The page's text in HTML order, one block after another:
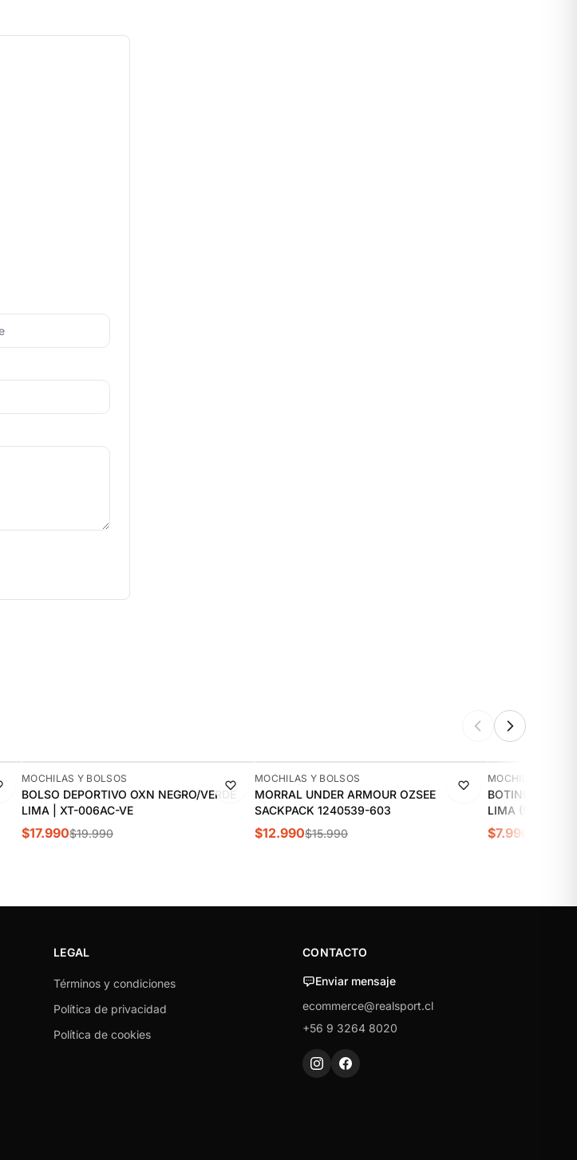
-10%
MOCHILAS Y BOLSOS
BOLSO DEPORTIVO OXN NEGRO/VERDE
LIMA | XT-006AC-VE
$17.990$19.990
-19%
MOCHILAS Y BOLSOS
MORRAL UNDER ARMOUR OZSEE
SACKPACK 1240539-603
$12.990$15.990
-20%
MOCHILAS Y
BOTINERO
LIMA (5LTS
$7.990
LEGAL
Términos y condiciones
Política de privacidad
Política de cookies
CONTACTO
Enviar mensaje
ecommerce@realsport.cl
+56 9 3264 8020